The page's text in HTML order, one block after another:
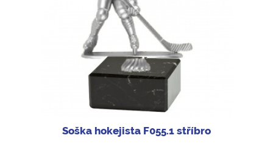
Soška hokejista F055.1 stříbro